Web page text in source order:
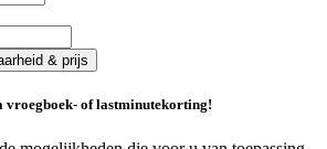
& prijs
vroegboek- of lastminutekorting!